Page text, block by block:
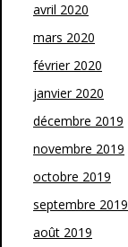
avril 2020
mars 2020
février 2020
janvier 2020
décembre 2019
novembre 2019
octobre 2019
septembre 2019
août 2019